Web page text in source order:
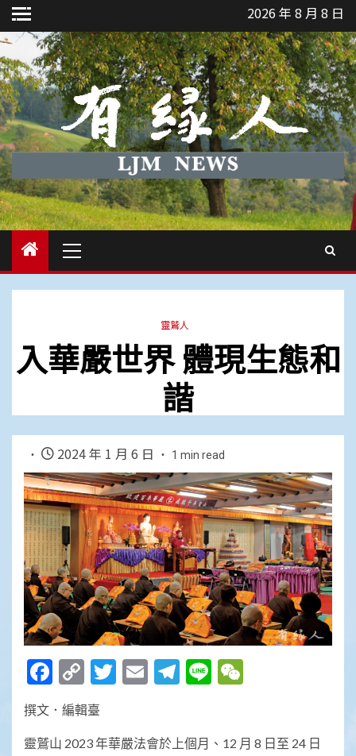
Skip
to
content
2026 年 8 月 8 日
Menu
靈鷲人
入華嚴世界 體現生態和
諧
2024 年 1 月 6 日 1 min read
Facebook
Copy
Link
Twitter
EmailTelegram
Line
撰文．編輯臺
靈鷲山 2023 年華嚴法會於上個月、12 月 8 日至 24 日